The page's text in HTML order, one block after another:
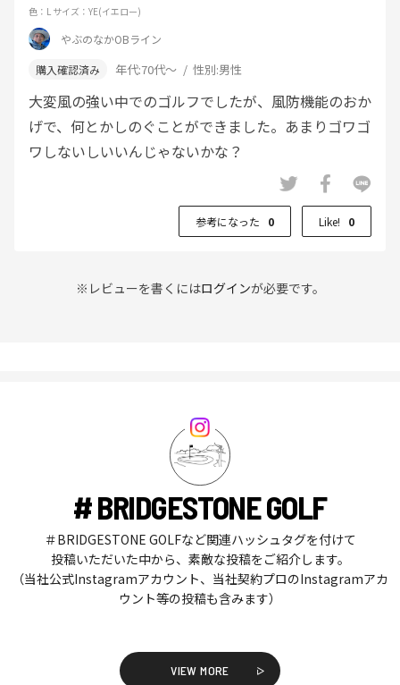
色：L サイズ：YE(イエロー)
やぶのなかOBライン
年代:70代～ 性別:男性
大変風の強い中でのゴルフでしたが、風防機能のおか
げで、何とかしのぐことができました。あまりゴワゴ
ワしないしいいんじゃないかな？
参考になった 0 Like! 0
※レビューを書くにはログインが必要です。
# BRIDGESTONE GOLF
＃BRIDGESTONE GOLFなど関連ハッシュタグを付けて
投稿いただいた中から、素敵な投稿をご紹介します。
（当社公式Instagramアカウント、当社契約プロのInstagramアカ
ウント等の投稿も含みます）
VIEW MORE